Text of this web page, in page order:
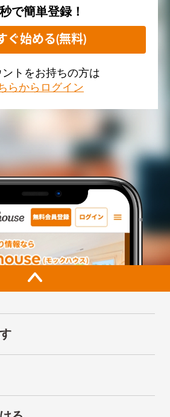
で簡単登録！
ぐ始める(無料)
ントをお持ちの方は
らからログイン